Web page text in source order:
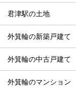
君津駅の土地
外箕輪の新築戸建て
外箕輪の中古戸建て
外箕輪のマンション